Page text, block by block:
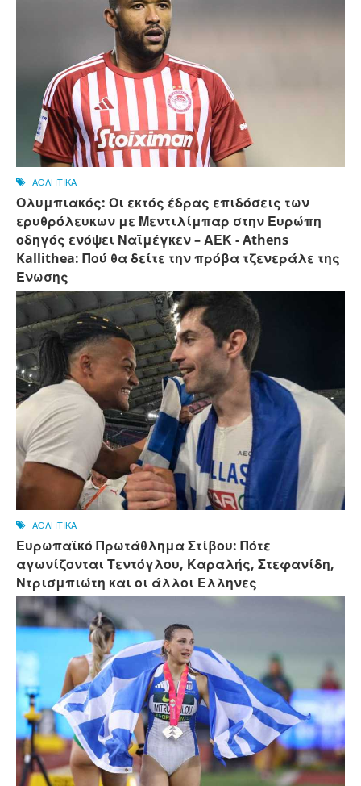
ΑΘΛΗΤΙΚΑ
Ολυμπιακός: Οι εκτός έδρας επιδόσεις των
ερυθρόλευκων με Μεντιλίμπαρ στην Ευρώπη
οδηγός ενόψει Ναϊμέγκεν – ΑΕΚ - Athens
Kallithea: Πού θα δείτε την πρόβα τζενεράλε της
Ένωσης
ΑΘΛΗΤΙΚΑ
Ευρωπαϊκό Πρωτάθλημα Στίβου: Πότε
αγωνίζονται Τεντόγλου, Καραλής, Στεφανίδη,
Ντρισμπιώτη και οι άλλοι Ελληνες